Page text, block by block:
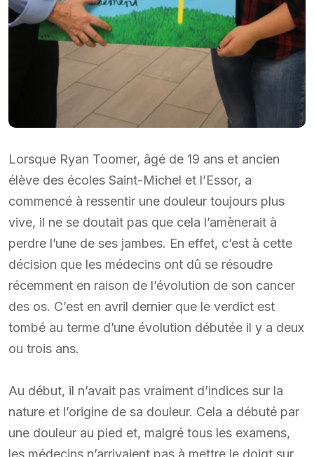
Lorsque Ryan Toomer, âgé de 19 ans et ancien
élève des écoles Saint-Michel et l’Essor, a
commencé à ressentir une douleur toujours plus
vive, il ne se doutait pas que cela l’amènerait à
perdre l’une de ses jambes. En effet, c’est à cette
décision que les médecins ont dû se résoudre
récemment en raison de l’évolution de son cancer
des os. C’est en avril dernier que le verdict est
tombé au terme d’une évolution débutée il y a deux
ou trois ans.
Au début, il n’avait pas vraiment d’indices sur la
nature et l’origine de sa douleur. Cela a débuté par
une douleur au pied et, malgré tous les examens,
les médecins n’arrivaient pas à mettre le doigt sur